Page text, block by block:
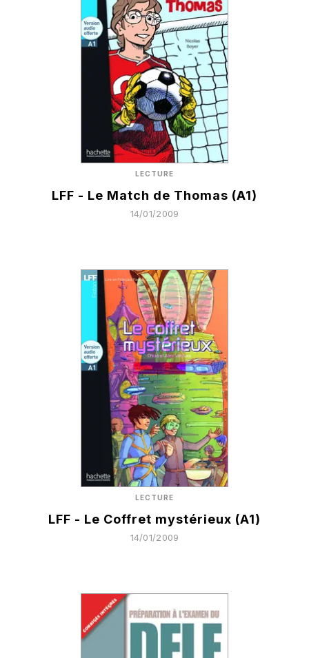
LECTURE
LFF - Le Match de Thomas (A1)
14/01/2009
LECTURE
LFF - Le Coffret mystérieux (A1)
14/01/2009